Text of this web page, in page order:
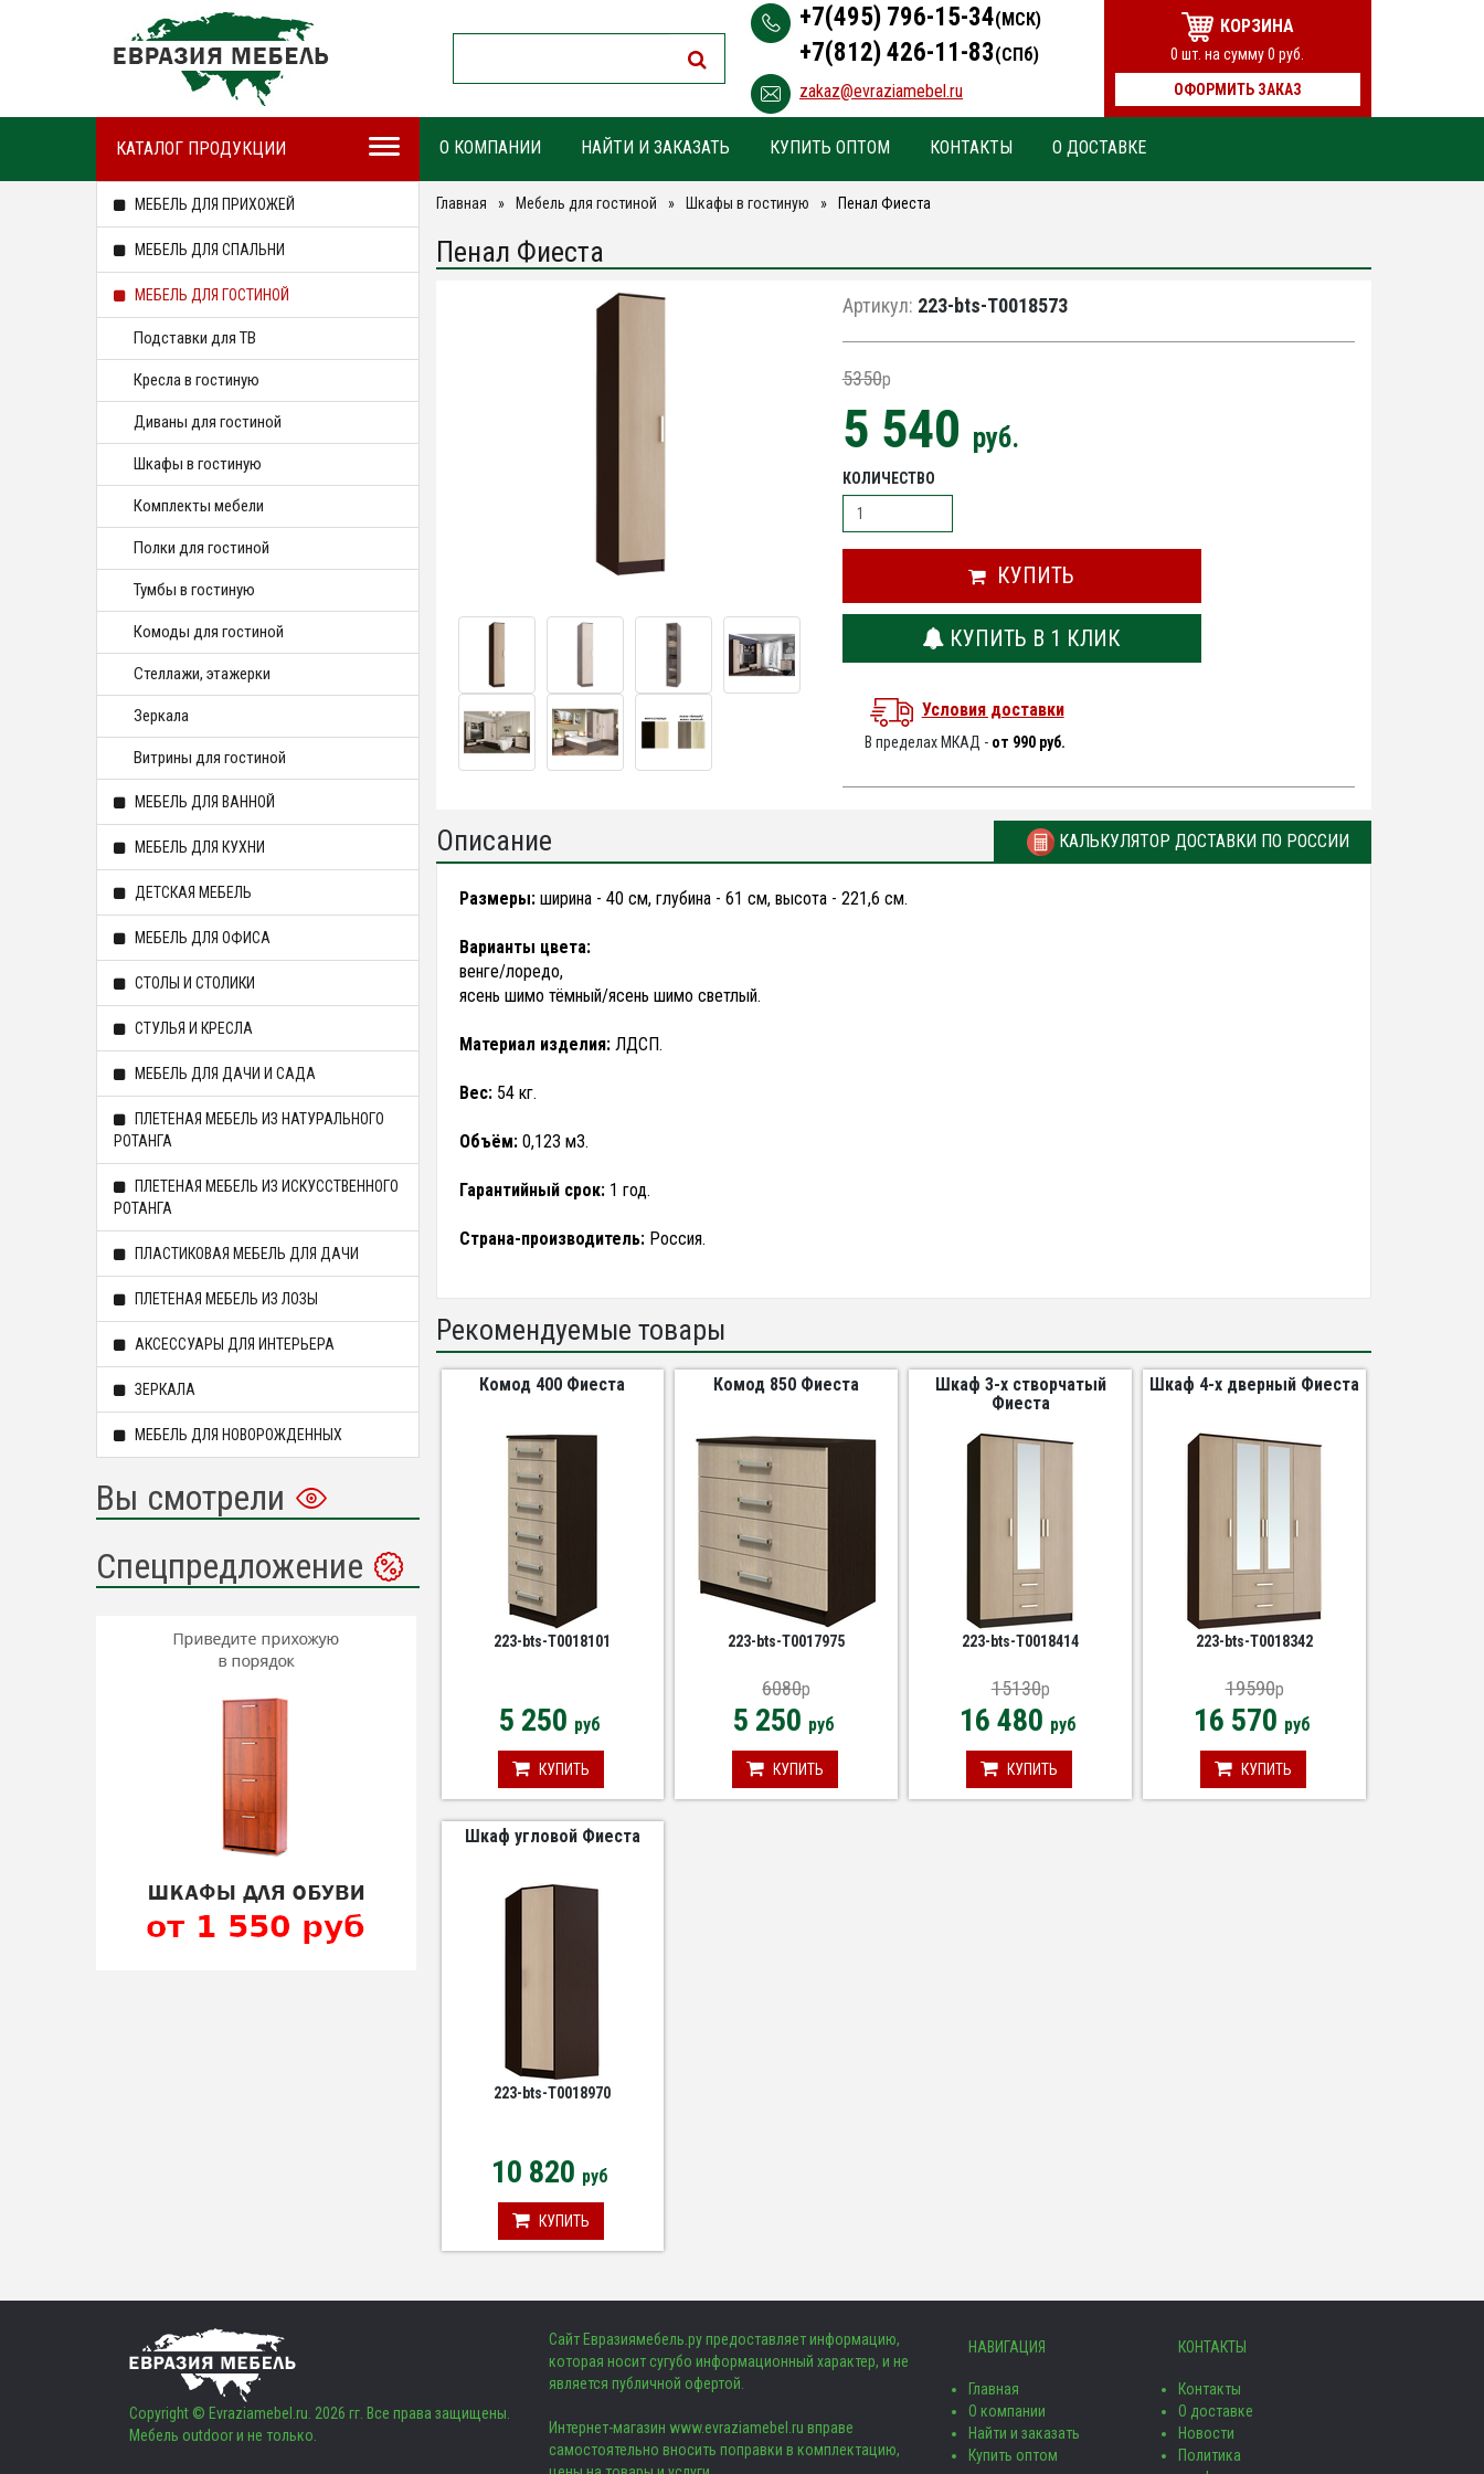
+7(495) 796-15-34(МСК)
+7(812) 426-11-83(СПб)
zakaz@evraziamebel.ru
КОРЗИНА
0 шт. на сумму0 руб.
ОФОРМИТЬ ЗАКАЗ
КАТАЛОГ ПРОДУКЦИИ О КОМПАНИИ НАЙТИ И ЗАКАЗАТЬ КУПИТЬ ОПТОМ КОНТАКТЫ О ДОСТАВКЕ
МЕБЕЛЬ ДЛЯ ПРИХОЖЕЙ
МЕБЕЛЬ ДЛЯ СПАЛЬНИ
МЕБЕЛЬ ДЛЯ ГОСТИНОЙ
Подставки для ТВ
Кресла в гостиную
Диваны для гостиной
Шкафы в гостиную
Комплекты мебели
Полки для гостиной
Тумбы в гостиную
Комоды для гостиной
Стеллажи, этажерки
Зеркала
Витрины для гостиной
МЕБЕЛЬ ДЛЯ ВАННОЙ
МЕБЕЛЬ ДЛЯ КУХНИ
ДЕТСКАЯ МЕБЕЛЬ
МЕБЕЛЬ ДЛЯ ОФИСА
СТОЛЫ И СТОЛИКИ
СТУЛЬЯ И КРЕСЛА
МЕБЕЛЬ ДЛЯ ДАЧИ И САДА
ПЛЕТЕНАЯ МЕБЕЛЬ ИЗ НАТУРАЛЬНОГО
РОТАНГА
ПЛЕТЕНАЯ МЕБЕЛЬ ИЗ ИСКУССТВЕННОГО
РОТАНГА
ПЛАСТИКОВАЯ МЕБЕЛЬ ДЛЯ ДАЧИ
ПЛЕТЕНАЯ МЕБЕЛЬ ИЗ ЛОЗЫ
АКСЕССУАРЫ ДЛЯ ИНТЕРЬЕРА
ЗЕРКАЛА
МЕБЕЛЬ ДЛЯ НОВОРОЖДЕННЫХ
Вы смотрели
Спецпредложение
Главная Мебель для гостиной Шкафы в гостиную Пенал Фиеста
Пенал Фиеста
Артикул: 223-bts-Т0018573
5350p
5 540 руб.
КОЛИЧЕСТВО
КУПИТЬ
КУПИТЬ В 1 КЛИК
Условия доставки
В пределах МКАД - от 990 руб.
Описание КАЛЬКУЛЯТОР ДОСТАВКИ ПО РОССИИ
Размеры:ширина - 40 см, глубина - 61 см, высота - 221,6 см.
Варианты цвета:
венге/лоредо,
ясень шимо тёмный/ясень шимо светлый.
Материал изделия:ЛДСП.
Вес:54 кг.
Объём:0,123 м3.
Гарантийный срок:1 год.
Страна-производитель:Россия.
Рекомендуемые товары
Комод 400 Фиеста
223-bts-Т0018101
5 250 руб
КУПИТЬ
Комод 850 Фиеста
223-bts-Т0017975
6080p
5 250 руб
КУПИТЬ
Шкаф 3-х створчатый
Фиеста
223-bts-Т0018414
15130p
16 480 руб
КУПИТЬ
Шкаф 4-х дверный Фиеста
223-bts-Т0018342
19590p
16 570 руб
КУПИТЬ
Шкаф угловой Фиеста
223-bts-Т0018970
10 820 руб
КУПИТЬ
Copyright © Evraziamebel.ru. 2026 гг. Все права защищены.
Мебель outdoor и не только.
Сайт Евразиямебель.ру предоставляет информацию,
которая носит сугубо информационный характер, и не
является публичной офертой.
Интернет-магазин www.evraziamebel.ru вправе
самостоятельно вносить поправки в комплектацию,
НАВИГАЦИЯ
Главная
О компании
Найти и заказать
Купить оптом
КОНТАКТЫ
Контакты
О доставке
Новости
Политика